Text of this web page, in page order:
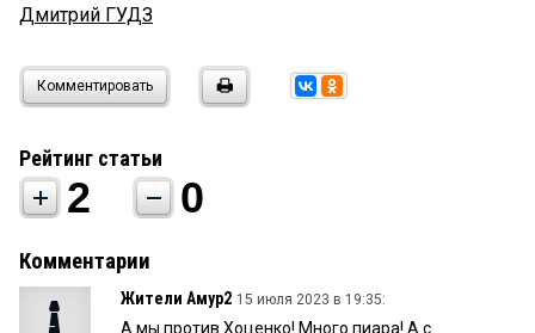
Дмитрий ГУДЗ
Комментировать
Рейтинг статьи
2 0
Комментарии
Жители Амур2 15 июля 2023 в 19:35:
А мы против Хоценко! Много пиара! А с